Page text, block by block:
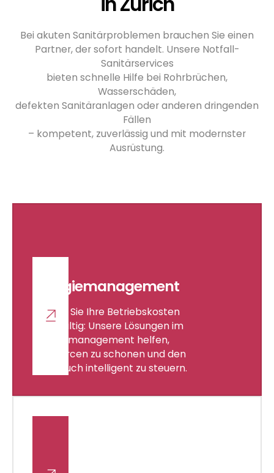
Bei akuten Sanitärproblemen brauchen Sie einen
Partner, der sofort handelt. Unsere Notfall-
Sanitärservices
bieten schnelle Hilfe bei Rohrbrüchen,
Wasserschäden,
defekten Sanitäranlagen oder anderen dringenden
Fällen
– kompetent, zuverlässig und mit modernster
Ausrüstung.
Energiemanagement
Senken Sie Ihre Betriebskosten
nachhaltig: Unsere Lösungen im
Energiemanagement helfen,
Ressourcen zu schonen und den
Verbrauch intelligent zu steuern.